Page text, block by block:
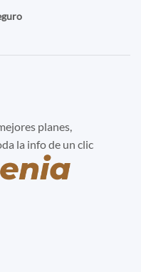
planes,
la info de un clic